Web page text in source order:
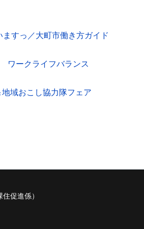
すっ／大町市働き方ガイド
ワークライフバランス
域おこし協力隊フェア
促進係）